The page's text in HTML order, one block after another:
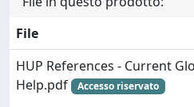
File
HUP References - Current
Help.pdf
Accesso riservato